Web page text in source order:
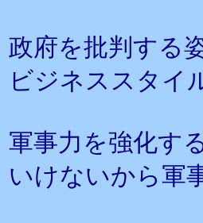
政府を批判する
ビジネススタイ
軍事力を強化す
いけないから軍